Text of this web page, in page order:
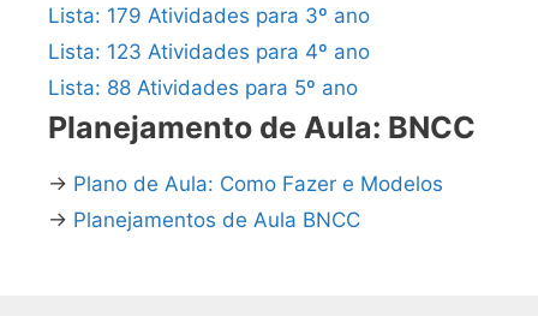
Lista: 179 Atividades para 3º ano
Lista: 123 Atividades para 4º ano
Lista: 88 Atividades para 5º ano
Planejamento de Aula: BNCC
→ Plano de Aula: Como Fazer e Modelos
→ Planejamentos de Aula BNCC